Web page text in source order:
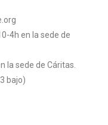
4h en la sede de
la sede de Cáritas.
bajo)